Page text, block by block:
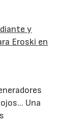
y
Eroski en
Una